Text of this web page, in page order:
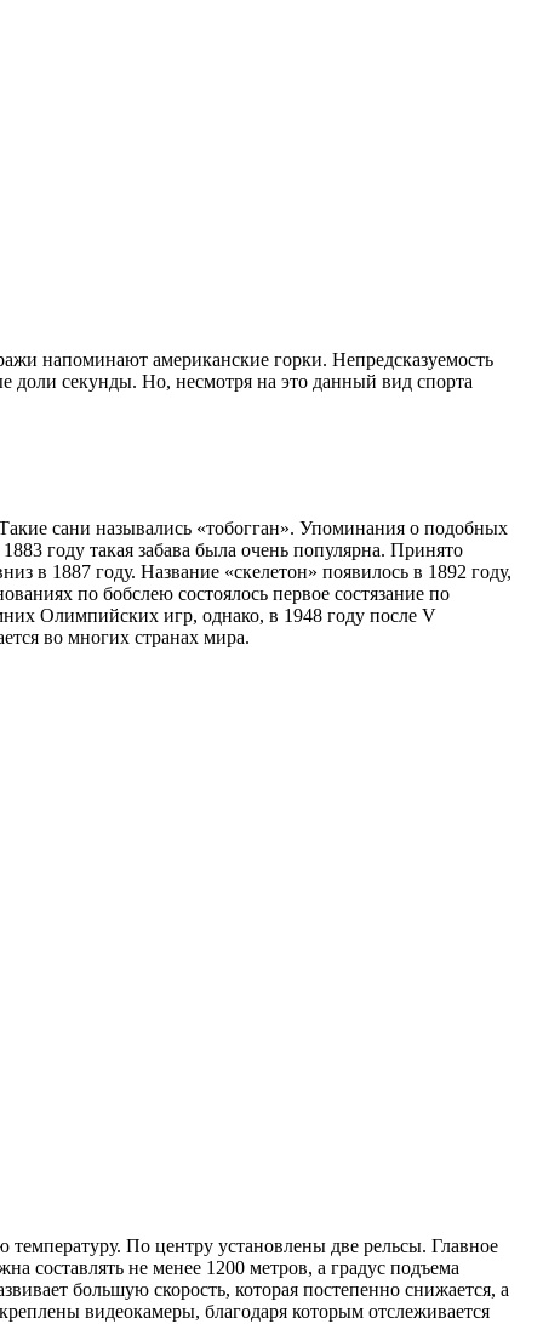
напоминают американские горки. Непредсказуемость
доли секунды. Но, несмотря на это данный вид спорта
сани назывались «тобогган». Упоминания о подобных
году такая забава была очень популярна. Принято
в 1887 году. Название «скелетон» появилось в 1892 году,
по бобслею состоялось первое состязание по
Олимпийских игр, однако, в 1948 году после V
во многих странах мира.
температуру. По центру установлены две рельсы. Главное
составлять не менее 1200 метров, а градус подъема
большую скорость, которая постепенно снижается, а
видеокамеры, благодаря которым отслеживается